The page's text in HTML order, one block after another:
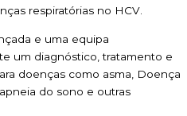
respiratórias no HCV.
e uma equipa
um diagnóstico, tratamento e
doenças como asma, Doença
do sono e outras